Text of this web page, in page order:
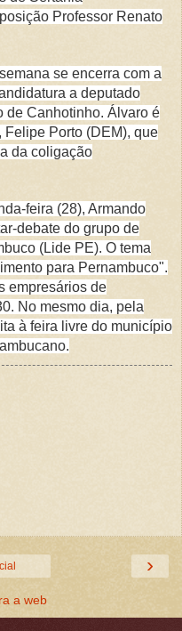
Professor Renato
se encerra com a
a deputado
de Canhotinho. Álvaro é
Porto (DEM), que
da coligação
feira (28), Armando
debate do grupo de
(Lide PE). O tema
para Pernambuco".
empresários de
No mesmo dia, pela
à feira livre do município
›
a web